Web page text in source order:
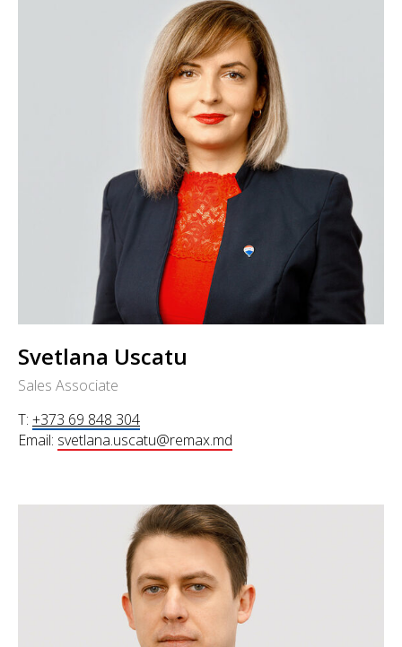
Svetlana Uscatu
Sales Associate
T: +373 69 848 304
Email: svetlana.uscatu@remax.md